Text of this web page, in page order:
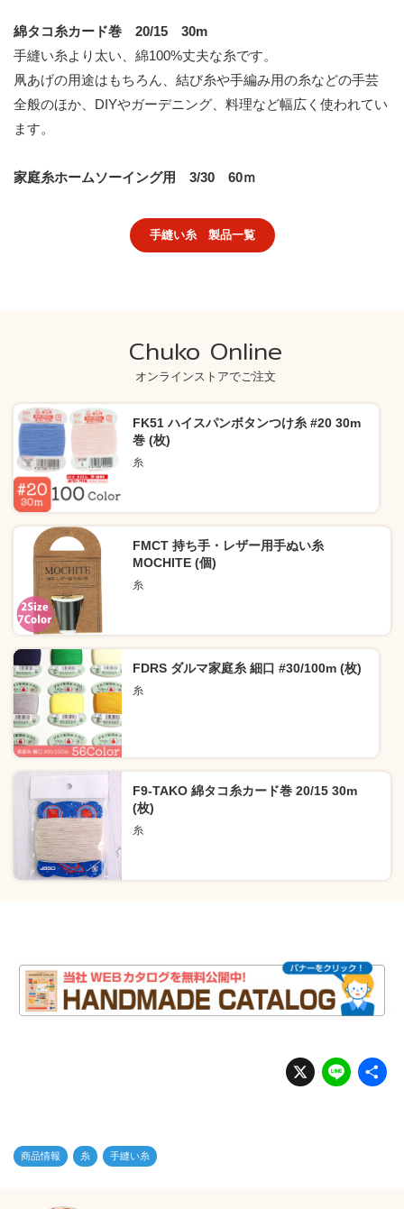
綿タコ糸カード巻 20/15 30m
手縫い糸より太い、綿100%丈夫な糸です。
凧あげの用途はもちろん、結び糸や手編み用の糸などの手芸
全般のほか、DIYやガーデニング、料理など幅広く使われてい
ます。
家庭糸ホームソーイング用 3/30 60ｍ
手縫い糸 製品一覧
Chuko Online
オンラインストアでご注文
FK51 ハイスパンボタンつけ糸 #20 30m
巻 (枚)
糸
FMCT 持ち手・レザー用手ぬい糸
MOCHITE (個)
糸
FDRS ダルマ家庭糸 細口 #30/100m (枚)
糸
F9-TAKO 綿タコ糸カード巻 20/15 30m
(枚)
糸
X Li
n
商品情報 糸 手縫い糸